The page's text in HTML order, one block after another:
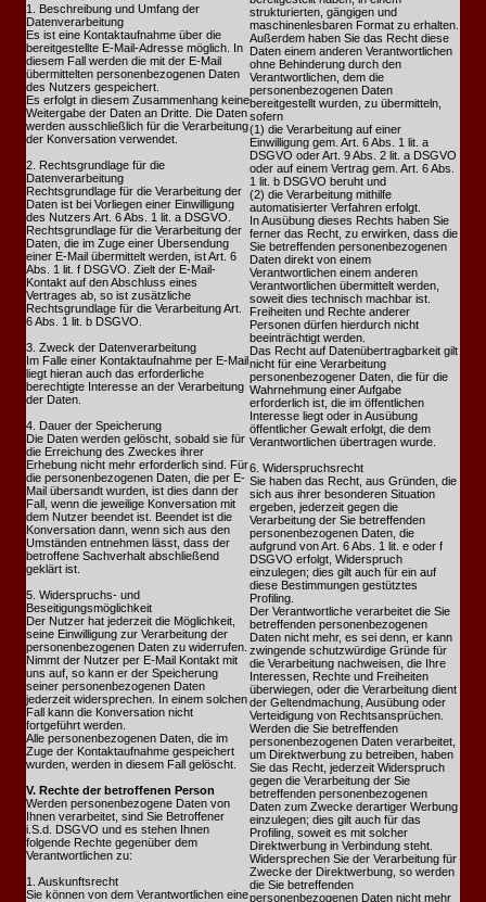
1. Beschreibung und Umfang der
Datenverarbeitung
Es ist eine Kontaktaufnahme über die
bereitgestellte E-Mail-Adresse möglich. In
diesem Fall werden die mit der E-Mail
übermittelten personenbezogenen Daten
des Nutzers gespeichert.
Es erfolgt in diesem Zusammenhang keine
Weitergabe der Daten an Dritte. Die Daten
werden ausschließlich für die Verarbeitung
der Konversation verwendet.
2. Rechtsgrundlage für die
Datenverarbeitung
Rechtsgrundlage für die Verarbeitung der
Daten ist bei Vorliegen einer Einwilligung
des Nutzers Art. 6 Abs. 1 lit. a DSGVO.
Rechtsgrundlage für die Verarbeitung der
Daten, die im Zuge einer Übersendung
einer E-Mail übermittelt werden, ist Art. 6
Abs. 1 lit. f DSGVO. Zielt der E-Mail-
Kontakt auf den Abschluss eines
Vertrages ab, so ist zusätzliche
Rechtsgrundlage für die Verarbeitung Art.
6 Abs. 1 lit. b DSGVO.
3. Zweck der Datenverarbeitung
Im Falle einer Kontaktaufnahme per E-Mail
liegt hieran auch das erforderliche
berechtigte Interesse an der Verarbeitung
der Daten.
4. Dauer der Speicherung
Die Daten werden gelöscht, sobald sie für
die Erreichung des Zweckes ihrer
Erhebung nicht mehr erforderlich sind. Für
die personenbezogenen Daten, die per E-
Mail übersandt wurden, ist dies dann der
Fall, wenn die jeweilige Konversation mit
dem Nutzer beendet ist. Beendet ist die
Konversation dann, wenn sich aus den
Umständen entnehmen lässt, dass der
betroffene Sachverhalt abschließend
geklärt ist.
5. Widerspruchs- und
Beseitigungsmöglichkeit
Der Nutzer hat jederzeit die Möglichkeit,
seine Einwilligung zur Verarbeitung der
personenbezogenen Daten zu widerrufen.
Nimmt der Nutzer per E-Mail Kontakt mit
uns auf, so kann er der Speicherung
seiner personenbezogenen Daten
jederzeit widersprechen. In einem solchen
Fall kann die Konversation nicht
fortgeführt werden.
Alle personenbezogenen Daten, die im
Zuge der Kontaktaufnahme gespeichert
wurden, werden in diesem Fall gelöscht.
V. Rechte der betroffenen Person
Werden personenbezogene Daten von
Ihnen verarbeitet, sind Sie Betroffener
i.S.d. DSGVO und es stehen Ihnen
folgende Rechte gegenüber dem
Verantwortlichen zu:
1. Auskunftsrecht
Sie können von dem Verantwortlichen eine
strukturierten, gängigen und
maschinenlesbaren Format zu erhalten.
Außerdem haben Sie das Recht diese
Daten einem anderen Verantwortlichen
ohne Behinderung durch den
Verantwortlichen, dem die
personenbezogenen Daten
bereitgestellt wurden, zu übermitteln,
sofern
(1) die Verarbeitung auf einer
Einwilligung gem. Art. 6 Abs. 1 lit. a
DSGVO oder Art. 9 Abs. 2 lit. a DSGVO
oder auf einem Vertrag gem. Art. 6 Abs.
1 lit. b DSGVO beruht und
(2) die Verarbeitung mithilfe
automatisierter Verfahren erfolgt.
In Ausübung dieses Rechts haben Sie
ferner das Recht, zu erwirken, dass die
Sie betreffenden personenbezogenen
Daten direkt von einem
Verantwortlichen einem anderen
Verantwortlichen übermittelt werden,
soweit dies technisch machbar ist.
Freiheiten und Rechte anderer
Personen dürfen hierdurch nicht
beeinträchtigt werden.
Das Recht auf Datenübertragbarkeit gilt
nicht für eine Verarbeitung
personenbezogener Daten, die für die
Wahrnehmung einer Aufgabe
erforderlich ist, die im öffentlichen
Interesse liegt oder in Ausübung
öffentlicher Gewalt erfolgt, die dem
Verantwortlichen übertragen wurde.
6. Widerspruchsrecht
Sie haben das Recht, aus Gründen, die
sich aus ihrer besonderen Situation
ergeben, jederzeit gegen die
Verarbeitung der Sie betreffenden
personenbezogenen Daten, die
aufgrund von Art. 6 Abs. 1 lit. e oder f
DSGVO erfolgt, Widerspruch
einzulegen; dies gilt auch für ein auf
diese Bestimmungen gestütztes
Profiling.
Der Verantwortliche verarbeitet die Sie
betreffenden personenbezogenen
Daten nicht mehr, es sei denn, er kann
zwingende schutzwürdige Gründe für
die Verarbeitung nachweisen, die Ihre
Interessen, Rechte und Freiheiten
überwiegen, oder die Verarbeitung dient
der Geltendmachung, Ausübung oder
Verteidigung von Rechtsansprüchen.
Werden die Sie betreffenden
personenbezogenen Daten verarbeitet,
um Direktwerbung zu betreiben, haben
Sie das Recht, jederzeit Widerspruch
gegen die Verarbeitung der Sie
betreffenden personenbezogenen
Daten zum Zwecke derartiger Werbung
einzulegen; dies gilt auch für das
Profiling, soweit es mit solcher
Direktwerbung in Verbindung steht.
Widersprechen Sie der Verarbeitung für
Zwecke der Direktwerbung, so werden
die Sie betreffenden
personenbezogenen Daten nicht mehr